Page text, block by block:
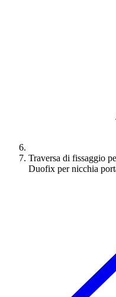
Traversa di fissaggio
Duofix per nicchia